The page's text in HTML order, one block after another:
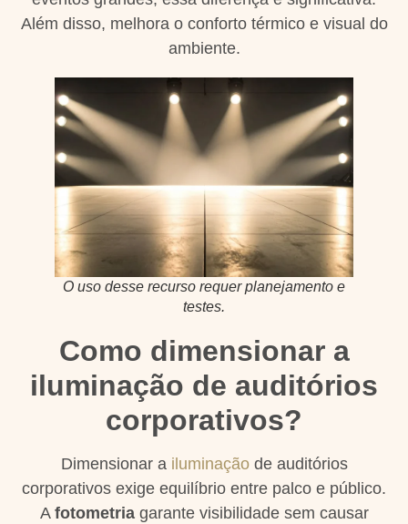
Além disso, melhora o conforto térmico e visual do
ambiente.
O uso desse recurso requer planejamento e
testes.
Como dimensionar a
iluminação de auditórios
corporativos?
Dimensionar a iluminaçãode auditórios
corporativos exige equilíbrio entre palco e público.
A fotometriagarante visibilidade sem causar